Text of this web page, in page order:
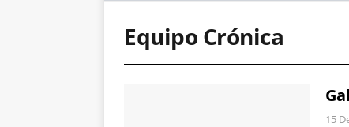
Equipo Crónica
15